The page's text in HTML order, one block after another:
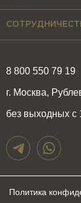
8 800 550 79 19
г. Москва,
без выходных с
Политика